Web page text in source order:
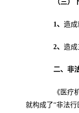
（三）
1、 造成
2、 造成
二、非
《医疗机
就构成了“非法